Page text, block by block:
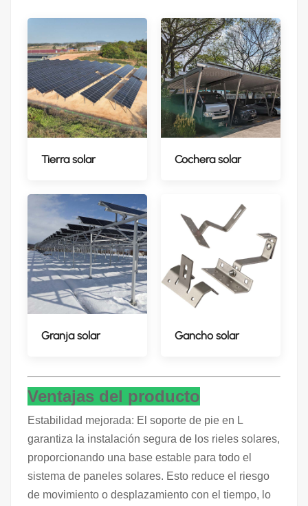
Tierra solar Cochera solar
Granja solar Gancho solar
Ventajas del producto
Estabilidad mejorada: El soporte de pie en L
garantiza la instalación segura de los rieles solares,
proporcionando una base estable para todo el
sistema de paneles solares. Esto reduce el riesgo
de movimiento o desplazamiento con el tiempo, lo